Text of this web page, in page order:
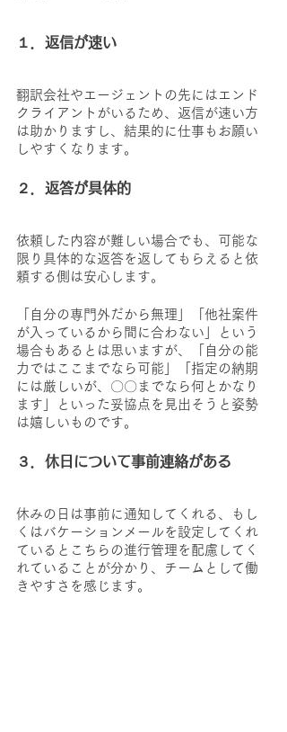
１．返信が速い
翻訳会社やエージェントの先にはエンド
クライアントがいるため、返信が速い方
は助かりますし、結果的に仕事もお願い
しやすくなります。
２．返答が具体的
依頼した内容が難しい場合でも、可能な
限り具体的な返答を返してもらえると依
頼する側は安心します。
「自分の専門外だから無理」「他社案件
が入っているから間に合わない」という
場合もあるとは思いますが、「自分の能
力ではここまでなら可能」「指定の納期
には厳しいが、〇〇までなら何とかなり
ます」といった妥協点を見出そうと姿勢
は嬉しいものです。
３．休日について事前連絡がある
休みの日は事前に通知してくれる、もし
くはバケーションメールを設定してくれ
ているとこちらの進行管理を配慮してく
れていることが分かり、チームとして働
きやすさを感じます。